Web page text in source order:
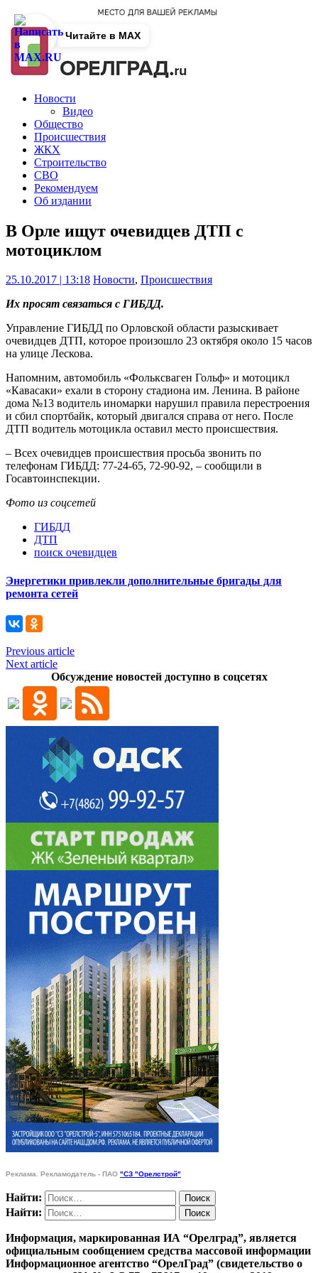
Новости
Видео
Общество
Происшествия
ЖКХ
Строительство
СВО
Рекомендуем
Об издании
В Орле ищут очевидцев ДТП с
мотоциклом
25.10.2017 | 13:18 Новости, Происшествия
Их просят связаться с ГИБДД.
Управление ГИБДД по Орловской области разыскивает
очевидцев ДТП, которое произошло 23 октября около 15 часов
на улице Лескова.
Напомним, автомобиль «Фольксваген Гольф» и мотоцикл
«Кавасаки» ехали в сторону стадиона им. Ленина. В районе
дома №13 водитель иномарки нарушил правила перестроения
и сбил спортбайк, который двигался справа от него. После
ДТП водитель мотоцикла оставил место происшествия.
– Всех очевидцев происшествия просьба звонить по
телефонам ГИБДД: 77-24-65, 72-90-92, – сообщили в
Госавтоинспекции.
Фото из соцсетей
ГИБДД
ДТП
поиск очевидцев
Энергетики привлекли дополнительные бригады для
ремонта сетей
Previous article
Next article
Обсуждение новостей доступно в соцсетях
Реклама. Рекламодатель - ПАО "СЗ "Орелстрой"
Найти:
Найти:
Информация, маркированная ИА “Орелград”, является
официальным сообщением средства массовой информации
Информационное агентство “ОрелГрад” (свидетельство о
Читайте в MAX